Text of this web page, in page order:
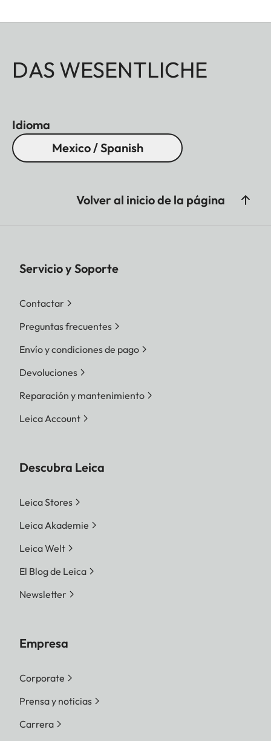
DAS WESENTLICHE
Idioma
Mexico / Spanish
Volver al inicio de la página
Servicio y Soporte
Contactar
Preguntas frecuentes
Envío y condiciones de pago
Devoluciones
Reparación y mantenimiento
Leica Account
Descubra Leica
Leica Stores
Leica Akademie
Leica Welt
El Blog de Leica
Newsletter
Empresa
Corporate
Prensa y noticias
Carrera